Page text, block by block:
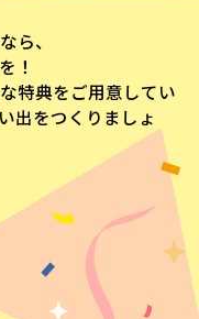
ら、
！
特典をご用意してい
出をつくりましょ